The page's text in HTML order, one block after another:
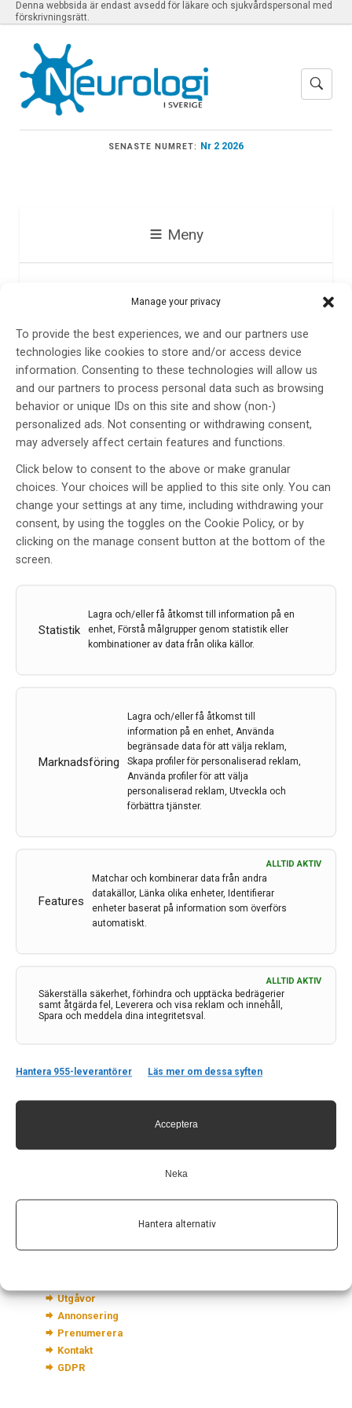
Manage your privacy
To provide the best experiences, we and our partners use
technologies like cookies to store and/or access device
information. Consenting to these technologies will allow us
and our partners to process personal data such as browsing
behavior or unique IDs on this site and show (non-)
personalized ads. Not consenting or withdrawing consent,
may adversely affect certain features and functions.
Click below to consent to the above or make granular
choices. Your choices will be applied to this site only. You can
change your settings at any time, including withdrawing your
consent, by using the toggles on the Cookie Policy, or by
clicking on the manage consent button at the bottom of the
screen.
Statistik
Lagra och/eller få åtkomst till information på en
enhet, Förstå målgrupper genom statistik eller
kombinationer av data från olika källor.
Marknadsföring
Lagra och/eller få åtkomst till
information på en enhet, Använda
begränsade data för att välja reklam,
Skapa profiler för personaliserad reklam,
Använda profiler för att välja
personaliserad reklam, Utveckla och
förbättra tjänster.
Features
ALLTID AKTIV
Matchar och kombinerar data från andra
datakällor, Länka olika enheter, Identifierar
enheter baserat på information som överförs
automatiskt.
Säkerställa säkerhet, förhindra och upptäcka bedrägerier
samt åtgärda fel, Leverera och visa reklam och innehåll,
Spara och meddela dina integritetsval.
ALLTID AKTIV
Hantera 955-leverantörer Läs mer om dessa syften
Acceptera
Neka
Hantera alternativ
Denna webbsida är endast avsedd för läkare och sjukvårdspersonal med
förskrivningsrätt.
SENASTE NUMRET: Nr 2 2026
Meny
Karolinska Stroke
Update
KAROLINSKA STROKE UPDATE
2014
Einar E. Eriksson
23 feb 2015
Karolinska Stroke Update är en serie av konferenser
vars senaste sammankomst ägde rum 16-18/11 på
driva utvecklingen av kliniska guidelines för behandling
av stroke. Mötet arrangeras i samarbete med
European Stroke Organisation (ESO). Här följer en
sammanfattning av docent Einar E. Eriksson,
Neurologkliniken, Karolinska Universitetssjukhuset
Kontakt
Neurologi i Sverige
nis@pharma-industry.se
Länkar
Utgåvor
Annonsering
Prenumerera
Kontakt
GDPR